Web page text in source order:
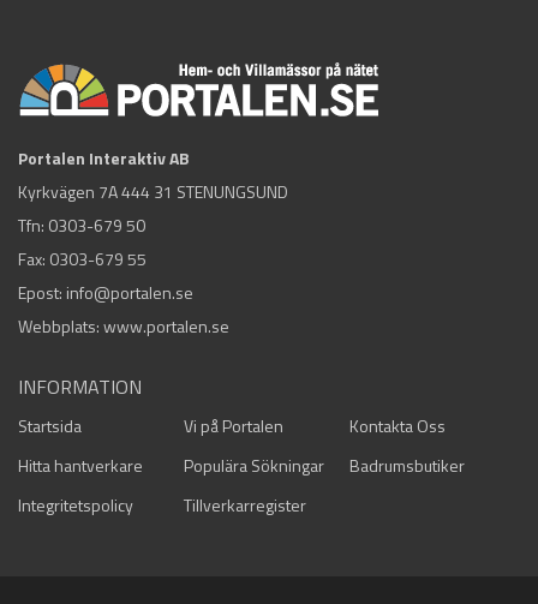
Portalen Interaktiv AB
Kyrkvägen 7A 444 31 STENUNGSUND
Tfn: 0303-679 50
Fax: 0303-679 55
Epost: info@portalen.se
Webbplats: www.portalen.se
INFORMATION
Startsida Vi på Portalen
Kontakta Oss
Hitta hantverkare
Populära Sökningar
Badrumsbutiker
Integritetspolicy
Tillverkarregister